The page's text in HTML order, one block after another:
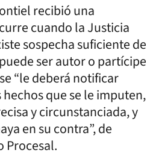
recibió una
cuando la Justicia
sospecha suficiente de
ser autor o partícipe
“le deberá notificar
que se le imputen,
y circunstanciada, y
en su contra”, de
Procesal.